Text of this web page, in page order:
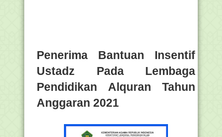
Penerima Bantuan Insentif
Ustadz Pada Lembaga
Pendidikan Alquran Tahun
Anggaran 2021